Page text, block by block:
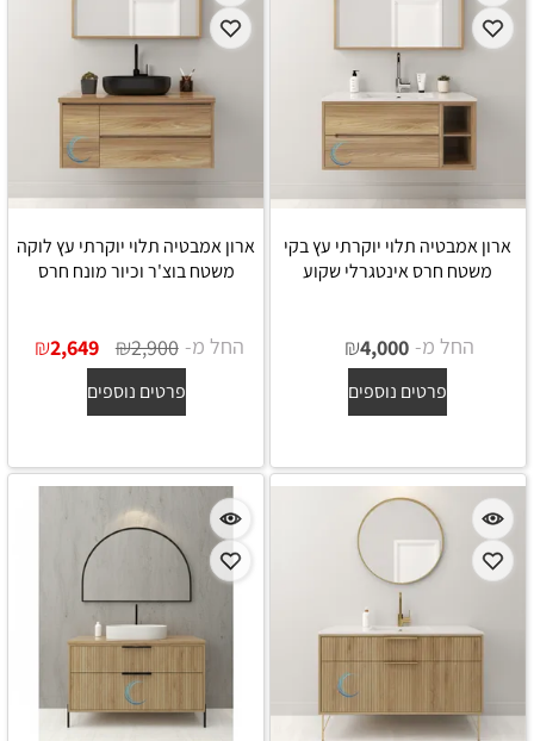
ארון אמבטיה תלוי יוקרתי עץ בקי
משטח חרס אינטגרלי שקוע
החל מ- ₪4,000
פרטים נוספים
ארון אמבטיה תלוי יוקרתי עץ לוקה
משטח בוצ'ר וכיור מונח חרס
החל מ- ₪2,900
₪2,649
פרטים נוספים